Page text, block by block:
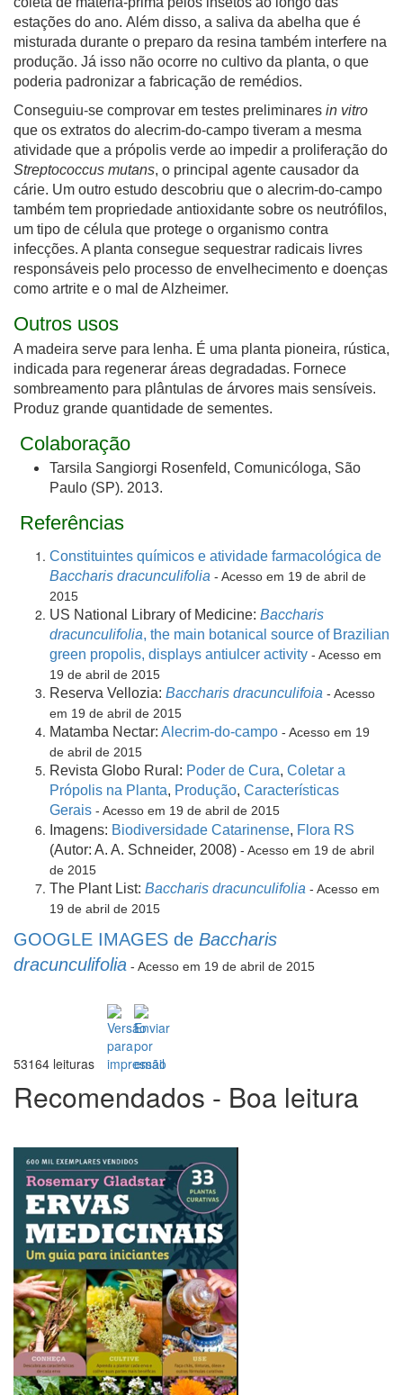
estações do ano. Além disso, a saliva da abelha que é
misturada durante o preparo da resina também interfere na
produção. Já isso não ocorre no cultivo da planta, o que
poderia padronizar a fabricação de remédios.
Conseguiu-se comprovar em testes preliminares in vitro
que os extratos do alecrim-do-campo tiveram a mesma
atividade que a própolis verde ao impedir a proliferação do
Streptococcus mutans, o principal agente causador da
cárie. Um outro estudo descobriu que o alecrim-do-campo
também tem propriedade antioxidante sobre os neutrófilos,
um tipo de célula que protege o organismo contra
infecções. A planta consegue sequestrar radicais livres
responsáveis pelo processo de envelhecimento e doenças
como artrite e o mal de Alzheimer.
Outros usos
A madeira serve para lenha. É uma planta pioneira, rústica,
indicada para regenerar áreas degradadas. Fornece
sombreamento para plântulas de árvores mais sensíveis.
Produz grande quantidade de sementes.
Colaboração
Tarsila Sangiorgi Rosenfeld, Comunicóloga, São
Paulo (SP). 2013.
Referências
Constituintes químicos e atividade farmacológica de
Baccharis dracunculifolia - Acesso em 19 de abril de
2015
US National Library of Medicine: Baccharis
dracunculifolia, the main botanical source of Brazilian
green propolis, displays antiulcer activity - Acesso em
19 de abril de 2015
Reserva Vellozia: Baccharis dracunculifoia - Acesso
em 19 de abril de 2015
Matamba Nectar: Alecrim-do-campo - Acesso em 19
de abril de 2015
Revista Globo Rural: Poder de Cura, Coletar a
Própolis na Planta, Produção, Características
Gerais - Acesso em 19 de abril de 2015
Imagens: Biodiversidade Catarinense, Flora RS
(Autor: A. A. Schneider, 2008) - Acesso em 19 de abril
de 2015
The Plant List: Baccharis dracunculifolia - Acesso em
19 de abril de 2015
GOOGLE IMAGES de Baccharis
dracunculifolia - Acesso em 19 de abril de 2015
53164 leituras
Recomendados - Boa leitura